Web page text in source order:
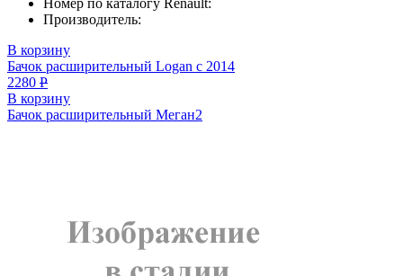
Номер по каталогу Renault:
Производитель:
В корзину
Бачок расширительный Logan с 2014
2280 Р
В корзину
Бачок расширительный Меган2